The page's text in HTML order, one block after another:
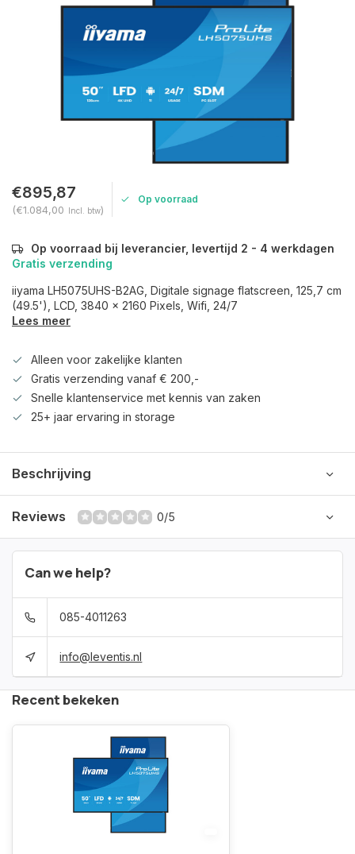
€895,87
(€1.084,00 Incl. btw)
Op voorraad
Op voorraad bij leverancier, levertijd 2 - 4 werkdagen
Gratis verzending
iiyama LH5075UHS-B2AG, Digitale signage flatscreen, 125,7 cm
(49.5'), LCD, 3840 x 2160 Pixels, Wifi, 24/7
Lees meer
Alleen voor zakelijke klanten
Gratis verzending vanaf € 200,-
Snelle klantenservice met kennis van zaken
25+ jaar ervaring in storage
Beschrijving
Reviews 0/5
Can we help?
085-4011263
info@leventis.nl
Recent bekeken